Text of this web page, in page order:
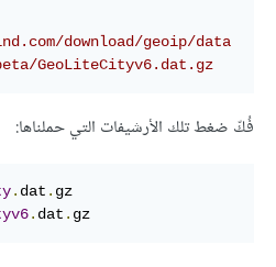
download/geoip/data
GeoLiteCityv6.dat.gz
فُكّ ضغط تلك الأرشيفات التي حملناها:
. dat . gz
. dat . gz